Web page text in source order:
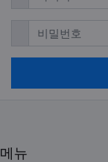
비밀번호필수
메뉴